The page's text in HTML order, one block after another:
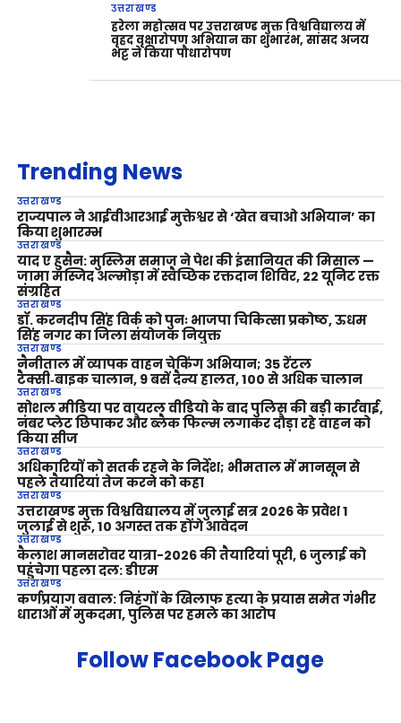
उत्तराखण्ड
हरेला महोत्सव पर उत्तराखण्ड मुक्त विश्वविद्यालय में
वृहद वृक्षारोपण अभियान का शुभारंभ, सांसद अजय
भट्ट ने किया पौधारोपण
Trending News
उत्तराखण्ड
राज्यपाल ने आईवीआरआई मुक्तेश्वर से ‘खेत बचाओ अभियान’ का
किया शुभारम्भ
उत्तराखण्ड
याद ए हुसैन: मुस्लिम समाज ने पेश की इंसानियत की मिसाल —
जामा मस्जिद अल्मोड़ा में स्वैच्छिक रक्तदान शिविर, 22 यूनिट रक्त
संग्रहित
उत्तराखण्ड
डॉ. करनदीप सिंह विर्क को पुनः भाजपा चिकित्सा प्रकोष्ठ, ऊधम
सिंह नगर का जिला संयोजक नियुक्त
उत्तराखण्ड
नैनीताल में व्यापक वाहन चेकिंग अभियान; 35 रेंटल
टैक्सी‑बाइक चालान, 9 बसें दैन्य हालत, 100 से अधिक चालान
उत्तराखण्ड
सोशल मीडिया पर वायरल वीडियो के बाद पुलिस की बड़ी कार्रवाई,
नंबर प्लेट छिपाकर और ब्लैक फिल्म लगाकर दौड़ा रहे वाहन को
किया सीज
उत्तराखण्ड
अधिकारियों को सतर्क रहने के निर्देश; भीमताल में मानसून से
पहले तैयारियां तेज करने को कहा
उत्तराखण्ड
उत्तराखण्ड मुक्त विश्वविद्यालय में जुलाई सत्र 2026 के प्रवेश 1
जुलाई से शुरू, 10 अगस्त तक होंगे आवेदन
उत्तराखण्ड
कैलाश मानसरोवर यात्रा-2026 की तैयारियां पूरी, 6 जुलाई को
पहुंचेगा पहला दल: डीएम
उत्तराखण्ड
कर्णप्रयाग बवाल: निहंगों के खिलाफ हत्या के प्रयास समेत गंभीर
धाराओं में मुकदमा, पुलिस पर हमले का आरोप
Follow Facebook Page